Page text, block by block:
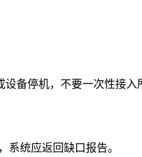
备停机，不要一次性接入
系统应返回缺口报告。